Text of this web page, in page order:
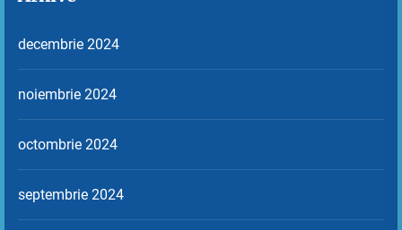
decembrie 2024
noiembrie 2024
octombrie 2024
septembrie 2024